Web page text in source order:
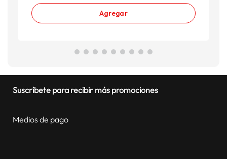
Agregar
Suscríbete para recibir más promociones
Medios de pago